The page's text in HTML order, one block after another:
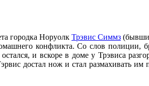
городка Норуолк Трэвис Симмз
конфликта. Со слов полиции,
и вскоре в доме у Трэвиса
достал нож и стал размахивать